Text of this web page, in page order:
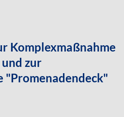
Komplexmaßnahme
zur
"Promenadendeck"